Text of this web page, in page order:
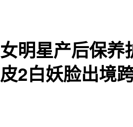
女明星产后保养
皮2白妖脸出境